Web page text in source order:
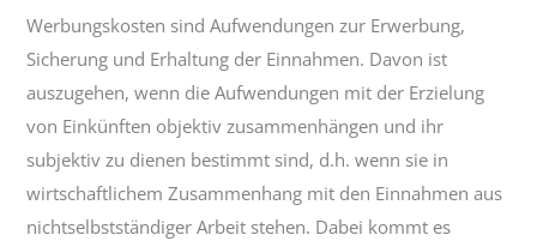
Werbungskosten sind Aufwendungen zur Erwerbung,
Sicherung und Erhaltung der Einnahmen. Davon ist
auszugehen, wenn die Aufwendungen mit der Erzielung
von Einkünften objektiv zusammenhängen und ihr
subjektiv zu dienen bestimmt sind, d.h. wenn sie in
wirtschaftlichem Zusammenhang mit den Einnahmen aus
nichtselbstständiger Arbeit stehen. Dabei kommt es